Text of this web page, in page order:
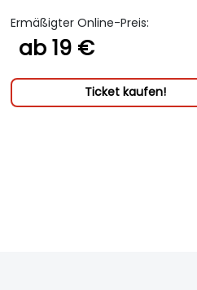
Ermäßigter Online-Preis:
ab 19 €
Ticket kaufen!